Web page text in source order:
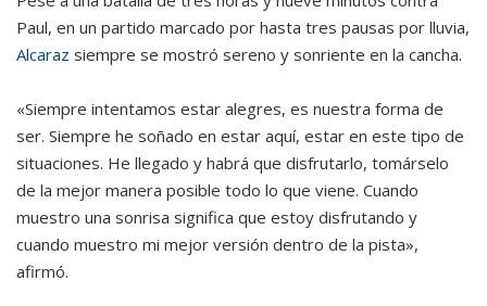
Paul, en un partido marcado por hasta tres pausas por lluvia,
Alcaraz siempre se mostró sereno y sonriente en la cancha.
«Siempre intentamos estar alegres, es nuestra forma de
ser. Siempre he soñado en estar aquí, estar en este tipo de
situaciones. He llegado y habrá que disfrutarlo, tomárselo
de la mejor manera posible todo lo que viene. Cuando
muestro una sonrisa significa que estoy disfrutando y
cuando muestro mi mejor versión dentro de la pista»,
afirmó.